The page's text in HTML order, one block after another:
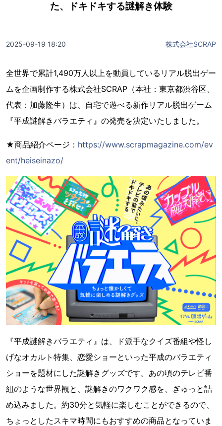
た、ドキドキする謎解き体験
2025-09-19 18:20 株式会社SCRAP
全世界で累計1,490万人以上を動員しているリアル脱出ゲー
ムを企画制作する株式会社SCRAP（本社：東京都渋谷区、
代表：加藤隆生）は、自宅で遊べる新作リアル脱出ゲーム
『平成謎解きバラエティ』の発売を決定いたしました。
★商品紹介ページ： https://www.scrapmagazine.com/ev
ent/heiseinazo/
『平成謎解きバラエティ』は、ド派手なクイズ番組や怪し
げなオカルト特集、恋愛ショーといった平成のバラエティ
ショーを題材にした謎解きグッズです。あの頃のテレビ番
組のような世界観と、謎解きのワクワク感を、ぎゅっと詰
め込みました。約30分と気軽に楽しむことができるので、
ちょっとしたスキマ時間にもおすすめの商品となっていま